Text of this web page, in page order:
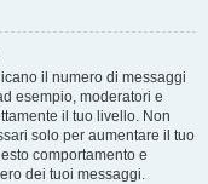
il numero di messaggi
esempio, moderatori e
il tuo livello. Non
solo per aumentare il tuo
comportamento e
dei tuoi messaggi.